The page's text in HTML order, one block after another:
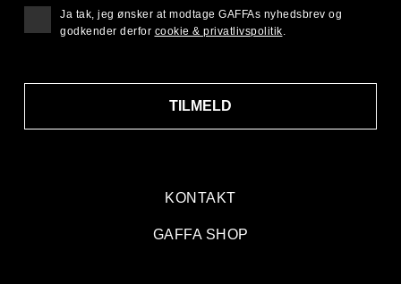
KONTAKT
GAFFA SHOP
TILMELD
Ja tak, jeg ønsker at modtage GAFFAs nyhedsbrev og
godkender derfor cookie & privatlivspolitik.